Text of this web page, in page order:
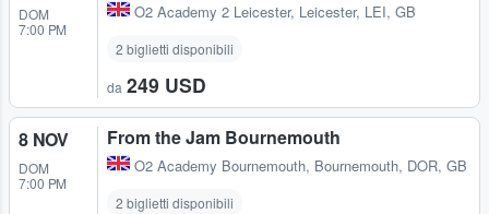
DOM
7:00 PM
O2 Academy 2 Leicester, Leicester, LEI, GB
2 biglietti disponibili
da 249 USD
8 NOV
DOM
7:00 PM
From the Jam Bournemouth
O2 Academy Bournemouth, Bournemouth, DOR, GB
2 biglietti disponibili